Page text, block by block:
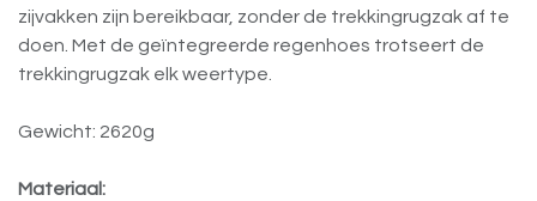
zijvakken zijn bereikbaar, zonder de trekkingrugzak af te
doen. Met de geïntegreerde regenhoes trotseert de
trekkingrugzak elk weertype.
Gewicht: 2620g
Materiaal: